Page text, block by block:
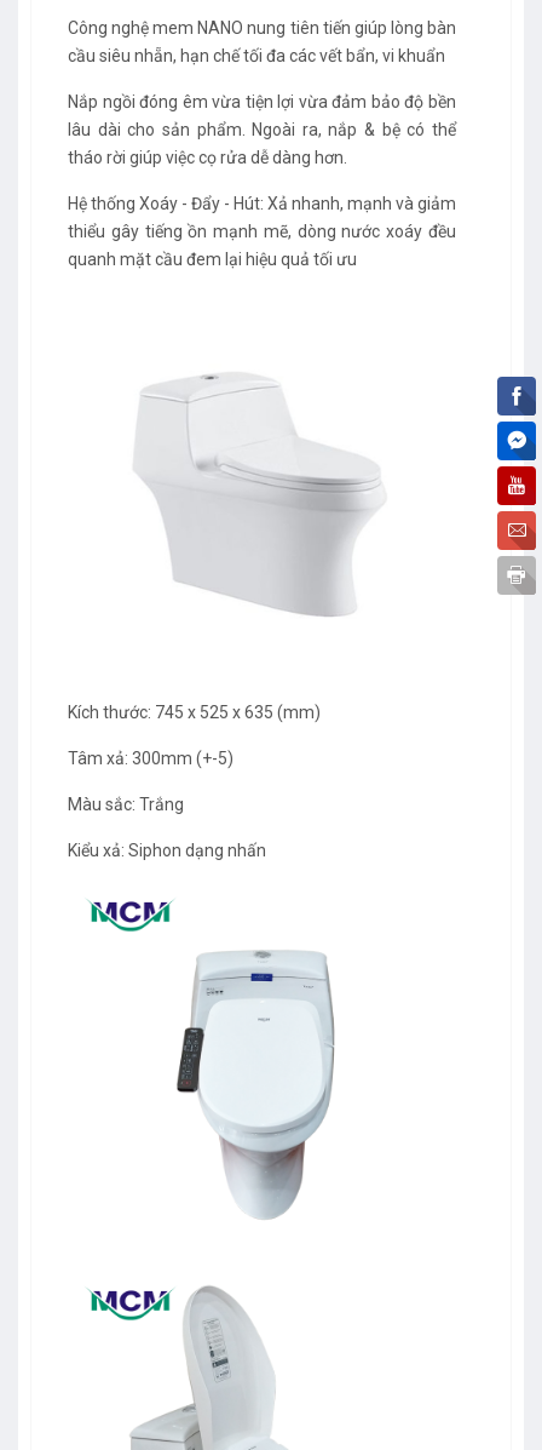
Công nghệ mem NANO nung tiên tiến giúp lòng bàn
cầu siêu nhẵn, hạn chế tối đa các vết bẩn, vi khuẩn
Nắp ngồi đóng êm vừa tiện lợi vừa đảm bảo độ bền
lâu dài cho sản phẩm. Ngoài ra, nắp & bệ có thể
tháo rời giúp việc cọ rửa dễ dàng hơn.
Hệ thống Xoáy - Đẩy - Hút: Xả nhanh, mạnh và giảm
thiểu gây tiếng ồn mạnh mẽ, dòng nước xoáy đều
quanh mặt cầu đem lại hiệu quả tối ưu
Kích thước: 745 x 525 x 635 (mm)
Tâm xả: 300mm (+-5)
Màu sắc: Trắng
Kiểu xả: Siphon dạng nhấn